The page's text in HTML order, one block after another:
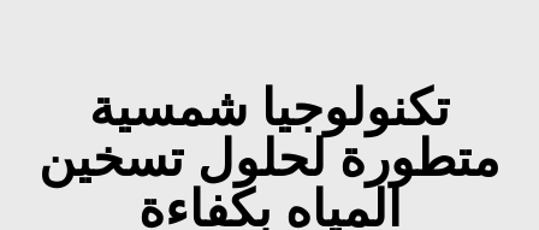
تكنولوجيا شمسية
متطورة لحلول تسخين
المياه بكفاءة